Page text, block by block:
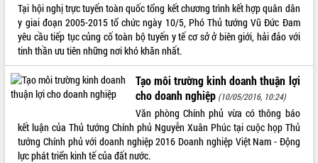
VĂN BẢN HĐND TỈNH
ĐIỂM TIN VĂN BẢN
QUY HOẠCH - KẾ HOẠCH
Tại hội nghị trực tuyến toàn quốc tổng kết chương trình kết hợp quân dân
y giai đoạn 2005-2015 tổ chức ngày 10/5, Phó Thủ tướng Vũ Đức Đam
yêu cầu tiếp tục củng cố toàn bộ tuyến y tế cơ sở ở biên giới, hải đảo với
tinh thần ưu tiên những nơi khó khăn nhất.
Tạo môi trường kinh doanh thuận lợi
cho doanh nghiệp (10/05/2016, 10:24)
Văn phòng Chính phủ vừa có thông báo
kết luận của Thủ tướng Chính phủ Nguyễn Xuân Phúc tại cuộc họp Thủ
tướng Chính phủ với doanh nghiệp 2016 Doanh nghiệp Việt Nam - Động
lực phát triển kinh tế của đất nước.